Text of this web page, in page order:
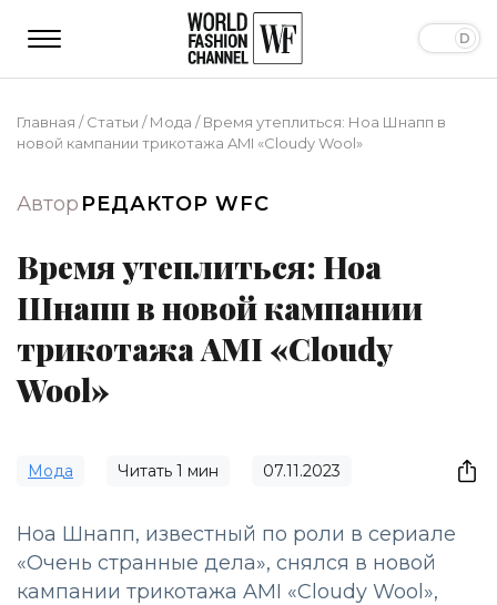
Главная /Статьи /Мода /Время утеплиться: Ноа Шнапп в
новой кампании трикотажа AMI «Cloudy Wool»
Автор РЕДАКТОР WFC
Время утеплиться: Ноа
Шнапп в новой кампании
трикотажа AMI «Cloudy
Wool»
Мода Читать 1 мин 07.11.2023
Ноа Шнапп, известный по роли в сериале
«Очень странные дела», снялся в новой
кампании трикотажа AMI «Cloudy Wool»,